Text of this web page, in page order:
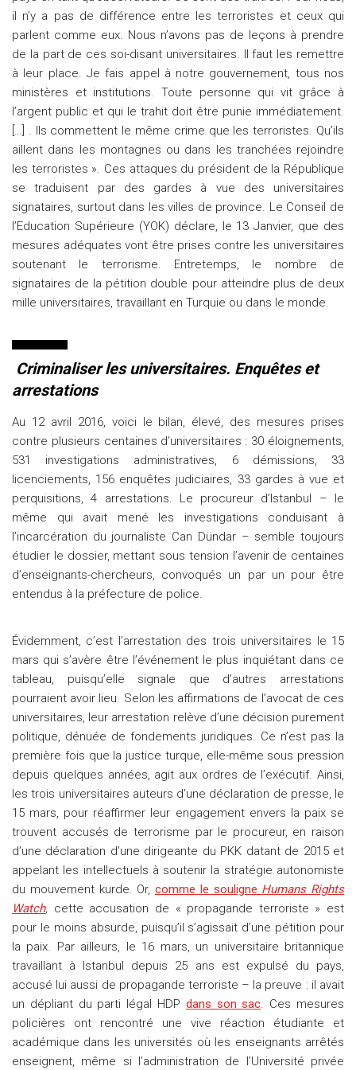
il n’y a pas de différence entre les terroristes et ceux qui
parlent comme eux. Nous n’avons pas de leçons à prendre
de la part de ces soi-disant universitaires. Il faut les remettre
à leur place. Je fais appel à notre gouvernement, tous nos
ministères et institutions. Toute personne qui vit grâce à
l’argent public et qui le trahit doit être punie immédiatement.
[…] . Ils commettent le même crime que les terroristes. Qu’ils
aillent dans les montagnes ou dans les tranchées rejoindre
les terroristes ». Ces attaques du président de la République
se traduisent par des gardes à vue des universitaires
signataires, surtout dans les villes de province. Le Conseil de
l’Education Supérieure (YOK) déclare, le 13 Janvier, que des
mesures adéquates vont être prises contre les universitaires
soutenant le terrorisme. Entretemps, le nombre de
signataires de la pétition double pour atteindre plus de deux
mille universitaires, travaillant en Turquie ou dans le monde.
Criminaliser les universitaires. Enquêtes et
arrestations
Au 12 avril 2016, voici le bilan, élevé, des mesures prises
contre plusieurs centaines d’universitaires : 30 éloignements,
531 investigations administratives, 6 démissions, 33
licenciements, 156 enquêtes judiciaires, 33 gardes à vue et
perquisitions, 4 arrestations. Le procureur d’Istanbul – le
même qui avait mené les investigations conduisant à
l’incarcération du journaliste Can Dündar – semble toujours
étudier le dossier, mettant sous tension l’avenir de centaines
d’enseignants-chercheurs, convoqués un par un pour être
entendus à la préfecture de police.
Évidemment, c’est l’arrestation des trois universitaires le 15
mars qui s’avère être l’événement le plus inquiétant dans ce
tableau, puisqu’elle signale que d’autres arrestations
pourraient avoir lieu. Selon les affirmations de l’avocat de ces
universitaires, leur arrestation relève d’une décision purement
politique, dénuée de fondements juridiques. Ce n’est pas la
première fois que la justice turque, elle-même sous pression
depuis quelques années, agit aux ordres de l’exécutif. Ainsi,
les trois universitaires auteurs d’une déclaration de presse, le
15 mars, pour réaffirmer leur engagement envers la paix se
trouvent accusés de terrorisme par le procureur, en raison
d’une déclaration d’une dirigeante du PKK datant de 2015 et
appelant les intellectuels à soutenir la stratégie autonomiste
du mouvement kurde. Or, comme le souligne Humans Rights
Watch, cette accusation de « propagande terroriste » est
pour le moins absurde, puisqu’il s’agissait d’une pétition pour
la paix. Par ailleurs, le 16 mars, un universitaire britannique
travaillant à Istanbul depuis 25 ans est expulsé du pays,
accusé lui aussi de propagande terroriste – la preuve : il avait
un dépliant du parti légal HDP dans son sac. Ces mesures
policières ont rencontré une vive réaction étudiante et
académique dans les universités où les enseignants arrêtés
enseignent, même si l’administration de l’Université privée